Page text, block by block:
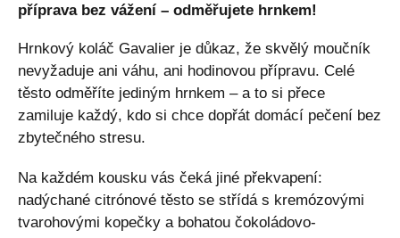
příprava bez vážení – odměřujete hrnkem!
Hrnkový koláč Gavalier je důkaz, že skvělý moučník
nevyžaduje ani váhu, ani hodinovou přípravu. Celé
těsto odměříte jediným hrnkem – a to si přece
zamiluje každý, kdo si chce dopřát domácí pečení bez
zbytečného stresu.
Na každém kousku vás čeká jiné překvapení:
nadýchané citrónové těsto se střídá s kremózovými
tvarohovými kopečky a bohatou čokoládovo-